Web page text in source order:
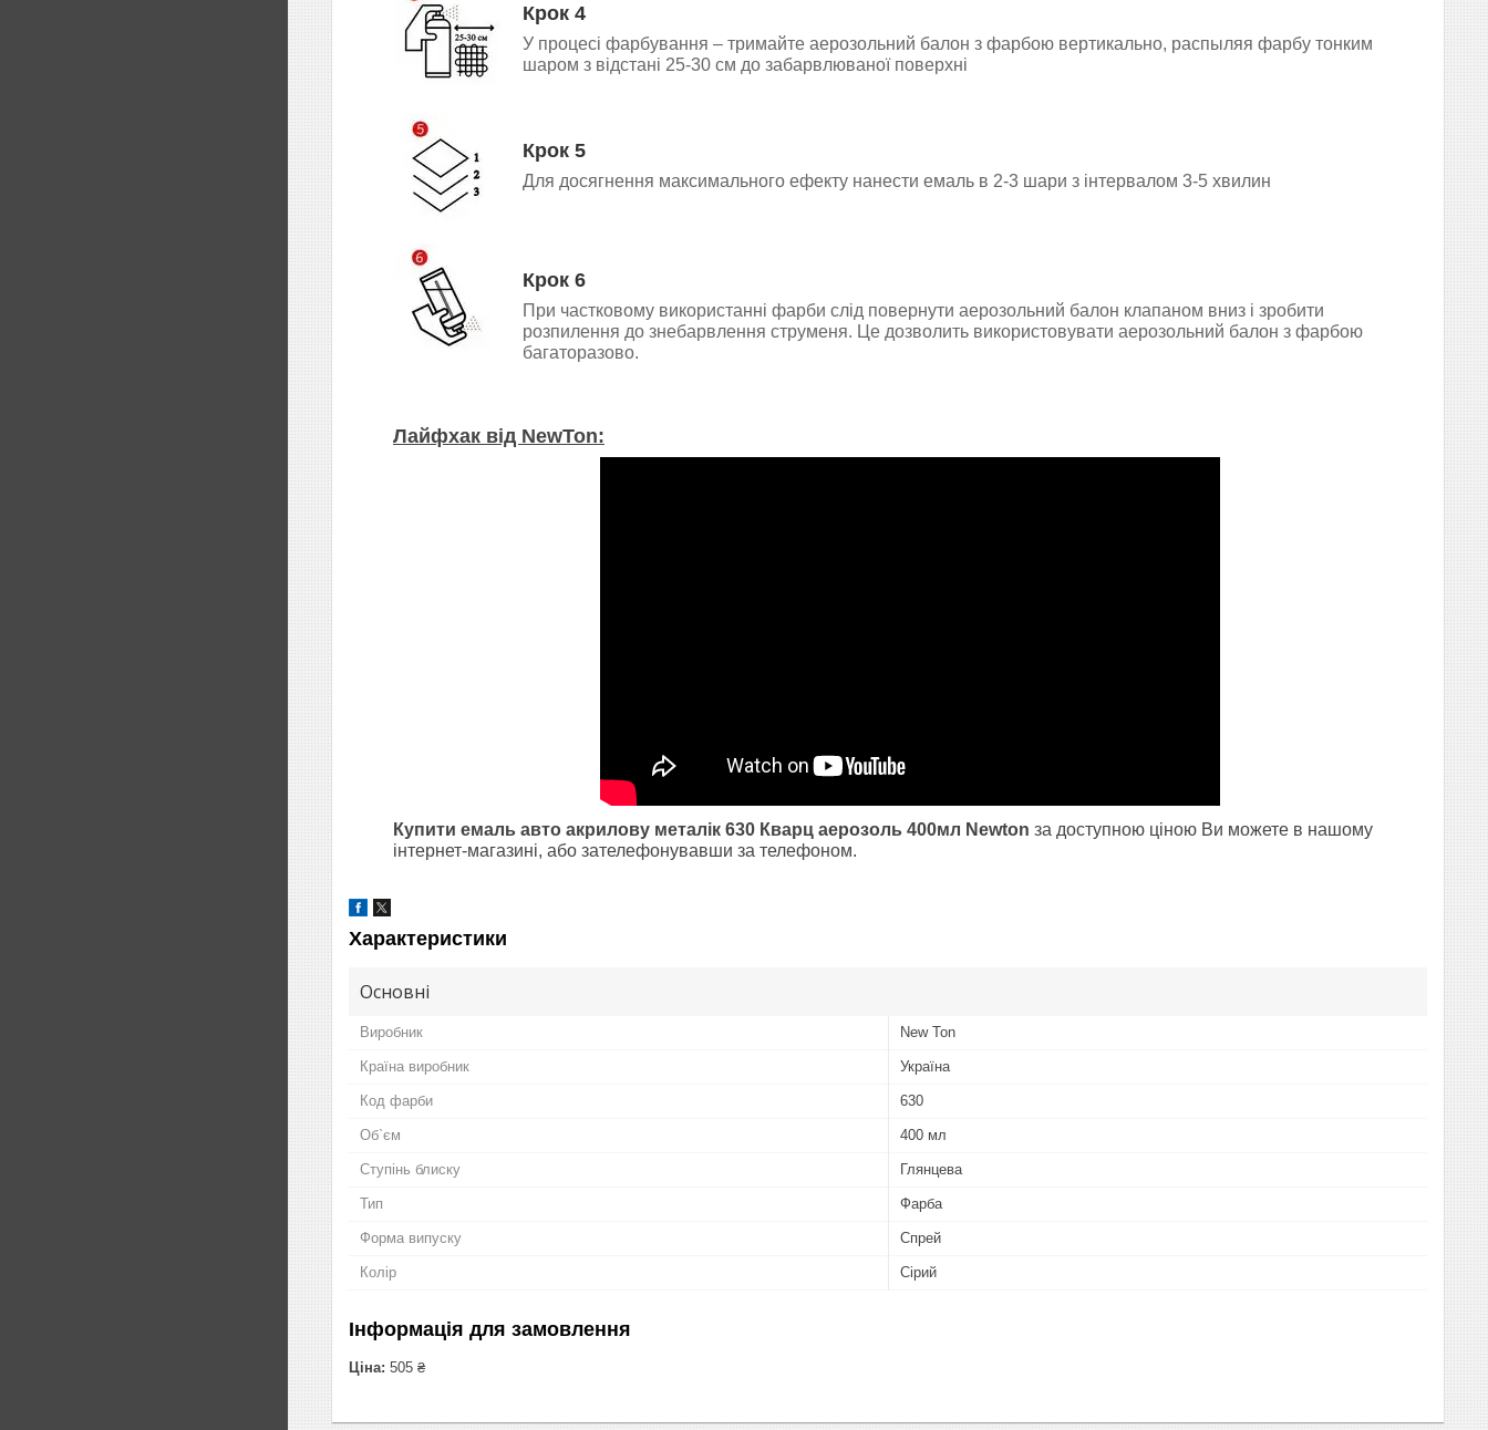
Крок 4
У процесі фарбування – тримайте аерозольний балон з фарбою вертикально, распыляя фарбу тонким
шаром з відстані 25-30 см до забарвлюваної поверхні
Крок 5
Для досягнення максимального ефекту нанести емаль в 2-3 шари з інтервалом 3-5 хвилин
Крок 6
При частковому використанні фарби слід повернути аерозольний балон клапаном вниз і зробити
розпилення до знебарвлення струменя. Це дозволить використовувати аерозольний балон з фарбою
багаторазово.
Лайфхак від NewTon:
Купити емаль авто акрилову металік 630 Кварц аерозоль 400мл Newton за доступною ціною Ви можете в нашому
інтернет-магазині, або зателефонувавши за телефоном.
Характеристики
Основні
Виробник New Ton
Країна виробник Україна
Код фарби 630
Об`єм 400 мл
Ступінь блиску Глянцева
Тип Фарба
Форма випуску Спрей
Колір Сірий
Інформація для замовлення
Ціна: 505 ₴